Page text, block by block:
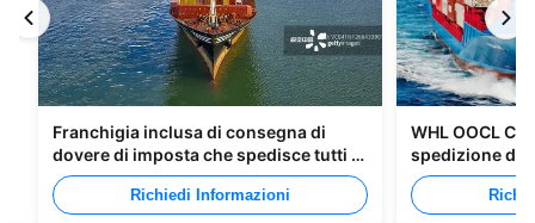
Franchigia inclusa di consegna di
dovere di imposta che spedisce tutti i
tipi di imballaggi
Richiedi Informazioni
WHL OOCL
spedizione di
Canada